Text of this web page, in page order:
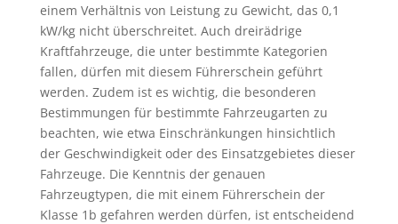
einem Verhältnis von Leistung zu Gewicht, das 0,1
kW/kg nicht überschreitet. Auch dreirädrige
Kraftfahrzeuge, die unter bestimmte Kategorien
fallen, dürfen mit diesem Führerschein geführt
werden. Zudem ist es wichtig, die besonderen
Bestimmungen für bestimmte Fahrzeugarten zu
beachten, wie etwa Einschränkungen hinsichtlich
der Geschwindigkeit oder des Einsatzgebietes dieser
Fahrzeuge. Die Kenntnis der genauen
Fahrzeugtypen, die mit einem Führerschein der
Klasse 1b gefahren werden dürfen, ist entscheidend